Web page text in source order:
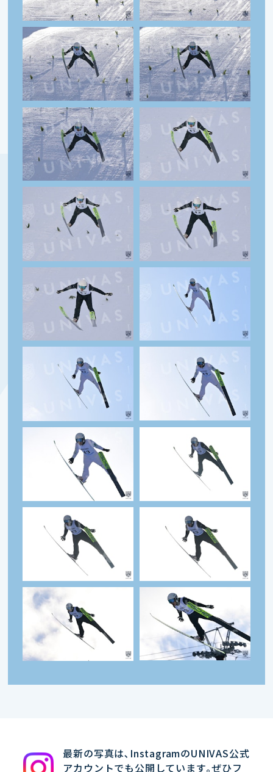
最新の写真は､InstagramのUNIVAS公式
アカウントでも公開しています｡ぜひフ